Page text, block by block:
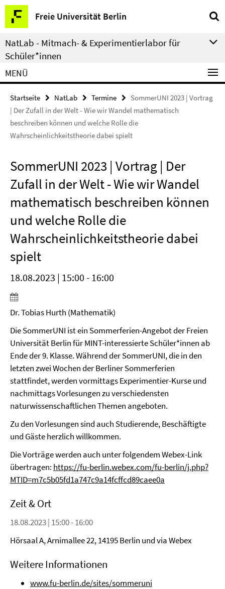
Springe
direkt
zu
Inhalt
Freie Universität Berlin
Service-
Navigation
NatLab - Mitmach- & Experimentierlabor für
Schüler*innen
MENÜ
Startseite NatLab Termine
SommerUNI 2023 | Vortrag
| Der Zufall in der Welt - Wie wir Wandel mathematisch
beschreiben können und welche Rolle die
Wahrscheinlichkeitstheorie dabei spielt
SommerUNI 2023 | Vortrag | Der
Zufall in der Welt - Wie wir Wandel
mathematisch beschreiben können
und welche Rolle die
Wahrscheinlichkeitstheorie dabei
spielt
18.08.2023 | 15:00 - 16:00
Dr. Tobias Hurth (Mathematik)
Die SommerUNI ist ein Sommerferien-Angebot der Freien
Universität Berlin für MINT-interessierte Schüler*innen ab
Ende der 9. Klasse. Während der SommerUNI, die in den
letzten zwei Wochen der Berliner Sommerferien
stattfindet, werden vormittags Experimentier-Kurse und
nachmittags Vorlesungen zu verschiedensten
naturwissenschaftlichen Themen angeboten.
Zu den Vorlesungen sind auch Studierende, Beschäftigte
und Gäste herzlich willkommen.
Die Vorträge werden auch unter folgendem Webex-Link
übertragen: https://fu-berlin.webex.com/fu-berlin/j.php?
MTID=m7c5b05fd1a747c9a14fcffcd89caee0a
Zeit & Ort
18.08.2023 | 15:00 - 16:00
Hörsaal A, Arnimallee 22, 14195 Berlin und via Webex
Weitere Informationen
www.fu-berlin.de/sites/sommeruni